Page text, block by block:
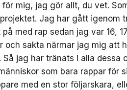
för mig, jag gör allt, du vet.
Jag har gått igenom
med rap sedan jag var 16,
och sakta närmar jag mig att
Så jag har tränats i alla dessa
som bara rappar för
med en stor följarskara,